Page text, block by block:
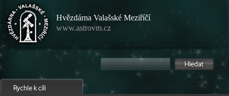
Hvězdárna Valašské Meziříčí
www.astrovm.cz